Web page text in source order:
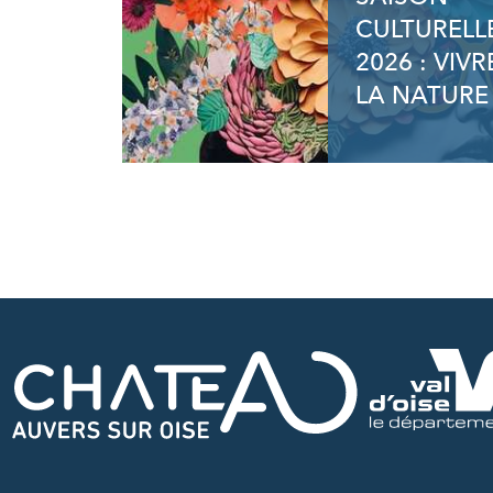
2026 :
LA NATURE